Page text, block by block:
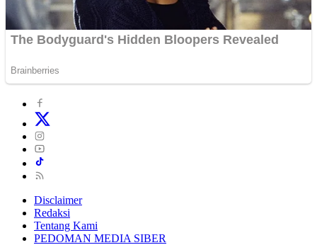
Disclaimer
Redaksi
Tentang Kami
PEDOMAN MEDIA SIBER